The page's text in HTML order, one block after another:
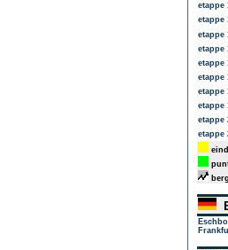
etappe
etappe
etappe
etappe
etappe
etappe
etappe
etappe
etappe
etappe